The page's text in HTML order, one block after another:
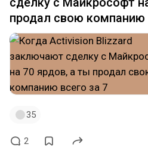
продал свою компанию
35
2